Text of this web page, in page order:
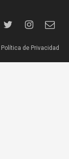
Política de Privacidad